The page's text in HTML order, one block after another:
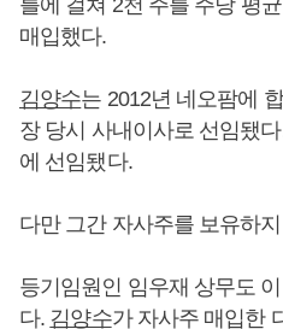
매입했다.
김양수는 2012년 네오팜에
장 당시 사내이사로 선임됐
에 선임됐다.
다만 그간 자사주를 보유하
등기임원인 임우재 상무도
다. 김양수가 자사주 매입한